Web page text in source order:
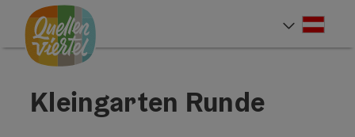
Zum Inhalt
Zur Navigation
Zum Seitenanfang
Kleingarten Runde